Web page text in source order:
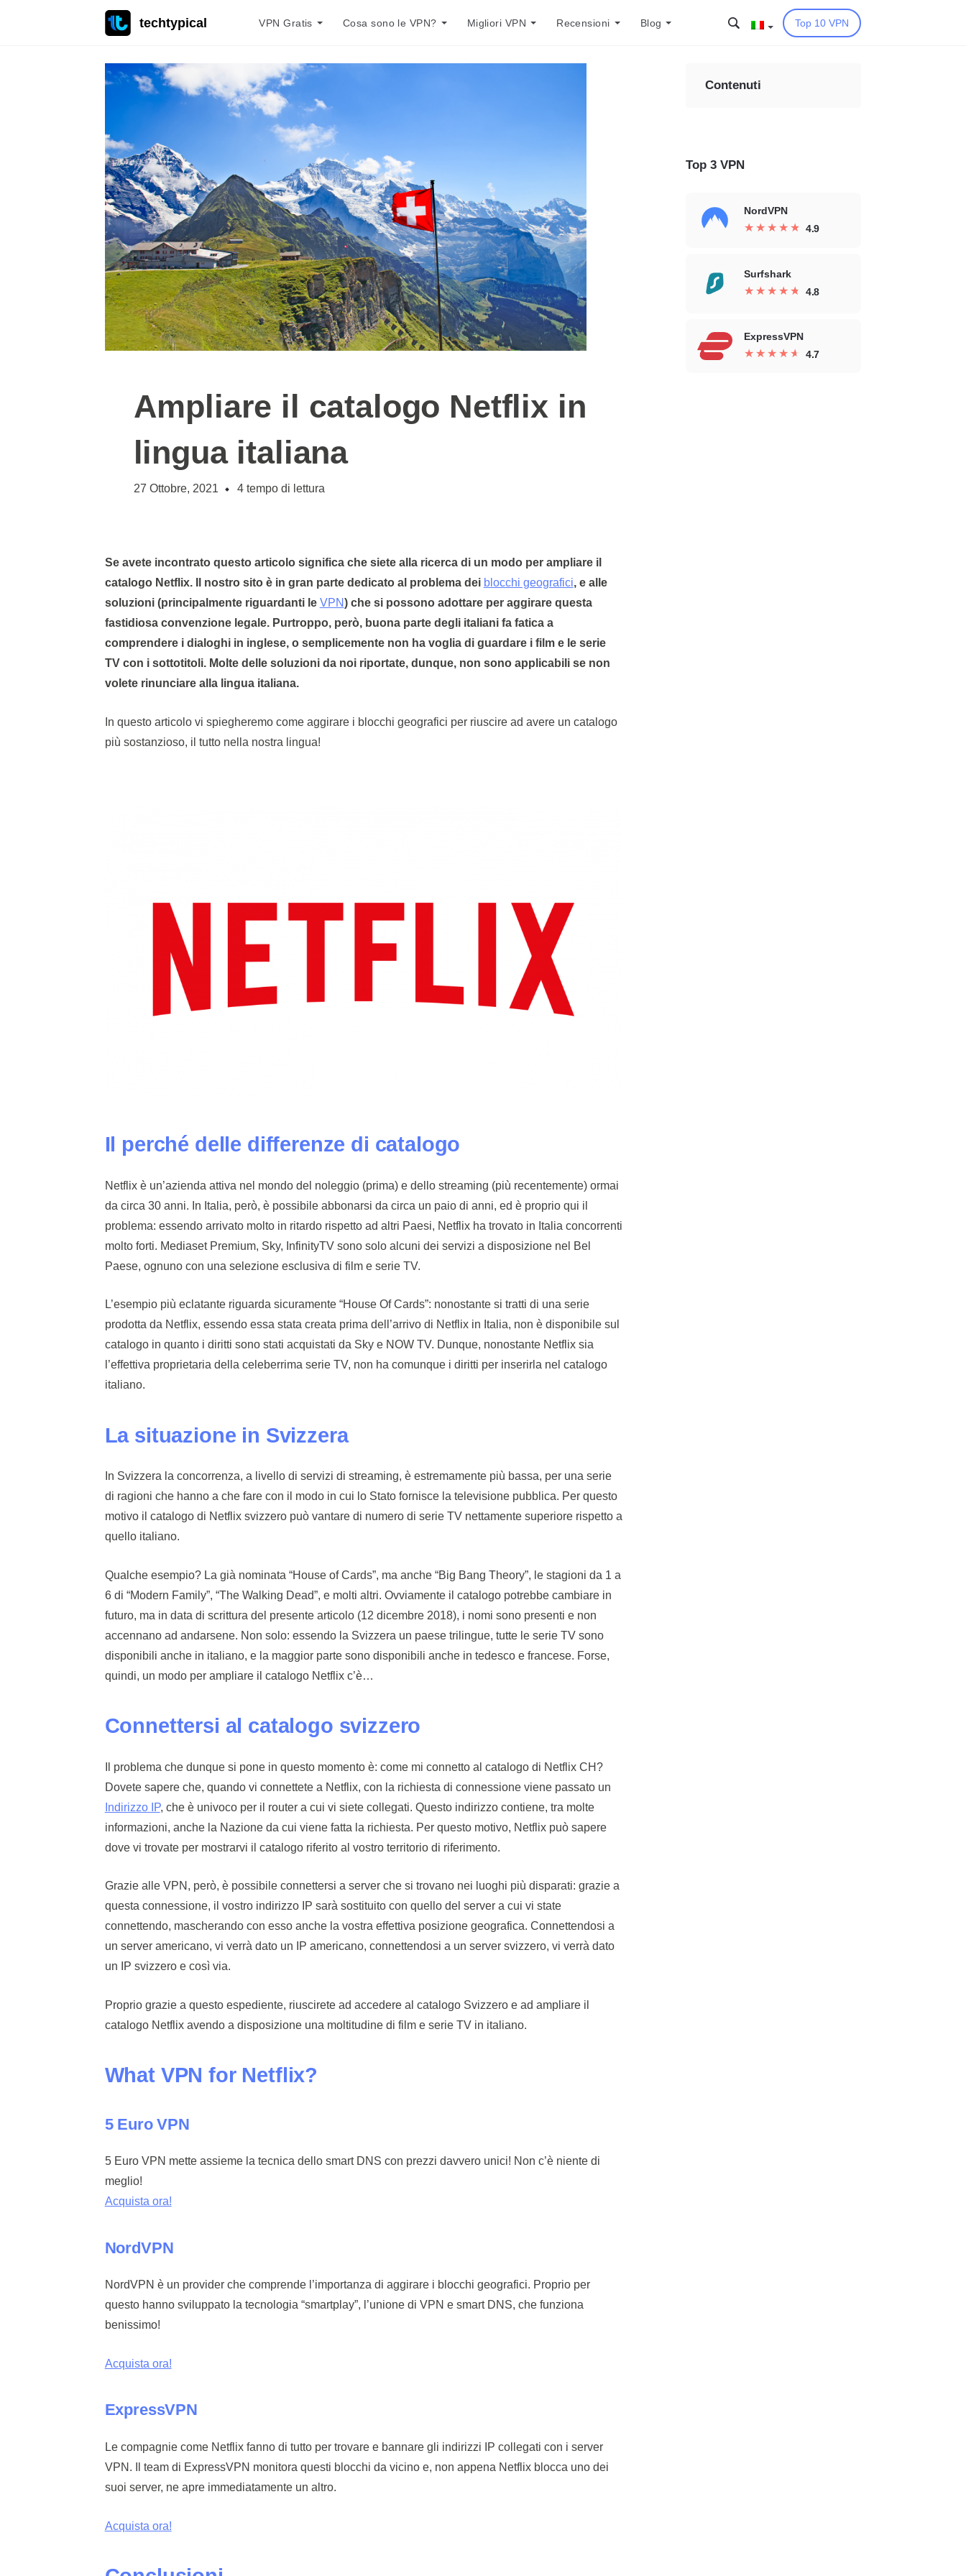
techtypical VPN Gratis Cosa sono le VPN? Migliori VPN Recensioni Blog Top 10 VPN
Ampliare il catalogo Netflix in
lingua italiana
27 Ottobre, 2021 4 tempo di lettura
Se avete incontrato questo articolo significa che siete alla ricerca di un modo per ampliare il
catalogo Netflix. Il nostro sito è in gran parte dedicato al problema dei blocchi geografici, e alle
soluzioni (principalmente riguardanti le VPN) che si possono adottare per aggirare questa
fastidiosa convenzione legale. Purtroppo, però, buona parte degli italiani fa fatica a
comprendere i dialoghi in inglese, o semplicemente non ha voglia di guardare i film e le serie
TV con i sottotitoli. Molte delle soluzioni da noi riportate, dunque, non sono applicabili se non
volete rinunciare alla lingua italiana.
In questo articolo vi spiegheremo come aggirare i blocchi geografici per riuscire ad avere un catalogo
più sostanzioso, il tutto nella nostra lingua!
Il perché delle differenze di catalogo
Netflix è un’azienda attiva nel mondo del noleggio (prima) e dello streaming (più recentemente) ormai
da circa 30 anni. In Italia, però, è possibile abbonarsi da circa un paio di anni, ed è proprio qui il
problema: essendo arrivato molto in ritardo rispetto ad altri Paesi, Netflix ha trovato in Italia concorrenti
molto forti. Mediaset Premium, Sky, InfinityTV sono solo alcuni dei servizi a disposizione nel Bel
Paese, ognuno con una selezione esclusiva di film e serie TV.
L’esempio più eclatante riguarda sicuramente “House Of Cards”: nonostante si tratti di una serie
prodotta da Netflix, essendo essa stata creata prima dell’arrivo di Netflix in Italia, non è disponibile sul
catalogo in quanto i diritti sono stati acquistati da Sky e NOW TV. Dunque, nonostante Netflix sia
l’effettiva proprietaria della celeberrima serie TV, non ha comunque i diritti per inserirla nel catalogo
italiano.
La situazione in Svizzera
In Svizzera la concorrenza, a livello di servizi di streaming, è estremamente più bassa, per una serie
di ragioni che hanno a che fare con il modo in cui lo Stato fornisce la televisione pubblica. Per questo
motivo il catalogo di Netflix svizzero può vantare di numero di serie TV nettamente superiore rispetto a
quello italiano.
Qualche esempio? La già nominata “House of Cards”, ma anche “Big Bang Theory”, le stagioni da 1 a
6 di “Modern Family”, “The Walking Dead”, e molti altri. Ovviamente il catalogo potrebbe cambiare in
futuro, ma in data di scrittura del presente articolo (12 dicembre 2018), i nomi sono presenti e non
accennano ad andarsene. Non solo: essendo la Svizzera un paese trilingue, tutte le serie TV sono
disponibili anche in italiano, e la maggior parte sono disponibili anche in tedesco e francese. Forse,
quindi, un modo per ampliare il catalogo Netflix c’è…
Connettersi al catalogo svizzero
Il problema che dunque si pone in questo momento è: come mi connetto al catalogo di Netflix CH?
Dovete sapere che, quando vi connettete a Netflix, con la richiesta di connessione viene passato un
Indirizzo IP, che è univoco per il router a cui vi siete collegati. Questo indirizzo contiene, tra molte
informazioni, anche la Nazione da cui viene fatta la richiesta. Per questo motivo, Netflix può sapere
dove vi trovate per mostrarvi il catalogo riferito al vostro territorio di riferimento.
Grazie alle VPN, però, è possibile connettersi a server che si trovano nei luoghi più disparati: grazie a
questa connessione, il vostro indirizzo IP sarà sostituito con quello del server a cui vi state
connettendo, mascherando con esso anche la vostra effettiva posizione geografica. Connettendosi a
un server americano, vi verrà dato un IP americano, connettendosi a un server svizzero, vi verrà dato
un IP svizzero e così via.
Proprio grazie a questo espediente, riuscirete ad accedere al catalogo Svizzero e ad ampliare il
catalogo Netflix avendo a disposizione una moltitudine di film e serie TV in italiano.
What VPN for Netflix?
5 Euro VPN
5 Euro VPN mette assieme la tecnica dello smart DNS con prezzi davvero unici! Non c’è niente di
meglio!
Acquista ora!
NordVPN
NordVPN è un provider che comprende l’importanza di aggirare i blocchi geografici. Proprio per
questo hanno sviluppato la tecnologia “smartplay”, l’unione di VPN e smart DNS, che funziona
benissimo!
Acquista ora!
ExpressVPN
Le compagnie come Netflix fanno di tutto per trovare e bannare gli indirizzi IP collegati con i server
VPN. Il team di ExpressVPN monitora questi blocchi da vicino e, non appena Netflix blocca uno dei
suoi server, ne apre immediatamente un altro.
Acquista ora!
Contenuti
Top 3 VPN
NordVPN
★ ★ ★ ★ ★
★ ★ ★ ★ ★ 4.9
Surfshark
★ ★ ★ ★ ★
★ ★ ★ ★ ★ 4.8
ExpressVPN
★ ★ ★ ★ ★
★ ★ ★ ★ ★ 4.7